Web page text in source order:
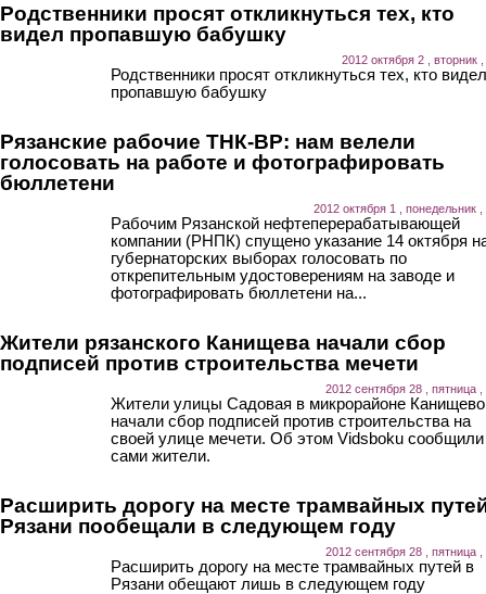
Родственники просят откликнуться тех, кто
видел пропавшую бабушку
2012 октября 2 , вторник
Родственники просят откликнуться тех, кто видел
пропавшую бабушку
Рязанские рабочие ТНК-ВР: нам велели
голосовать на работе и фотографировать
бюллетени
2012 октября 1 , понедельник ,
Рабочим Рязанской нефтеперерабатывающей
компании (РНПК) спущено указание 14 октября
губернаторских выборах голосовать по
открепительным удостоверениям на заводе и
фотографировать бюллетени на...
Жители рязанского Канищева начали сбор
подписей против строительства мечети
2012 сентября 28 , пятница ,
Жители улицы Садовая в микрорайоне Канищево
начали сбор подписей против строительства на
своей улице мечети. Об этом Vidsboku сообщили
сами жители.
Расширить дорогу на месте трамвайных
Рязани пообещали в следующем году
2012 сентября 28 , пятница ,
Расширить дорогу на месте трамвайных путей в
Рязани обещают лишь в следующем году